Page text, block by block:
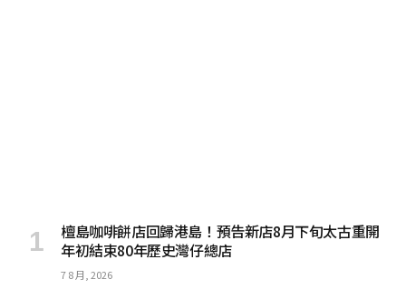
檀島咖啡餅店回歸港島！預告新店8月下旬太古重開
年初結束80年歷史灣仔總店
7 8 月, 2026